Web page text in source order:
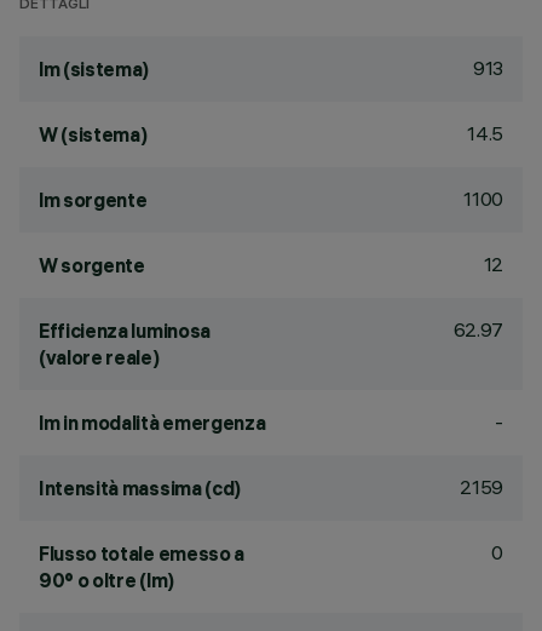
DETTAGLI
lm (sistema) 913
W (sistema) 14.5
lm sorgente 1100
W sorgente 12
Efficienza luminosa
(valore reale)
62.97
lm in modalità emergenza -
Intensità massima (cd) 2159
Flusso totale emesso a
90° o oltre (lm)
0